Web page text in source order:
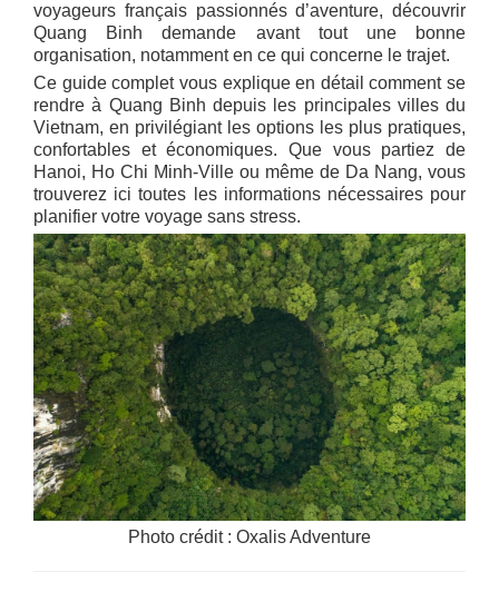
voyageurs français passionnés d’aventure, découvrir
Quang Binh demande avant tout une bonne
organisation, notamment en ce qui concerne le trajet.
Ce guide complet vous explique en détail comment se
rendre à Quang Binh depuis les principales villes du
Vietnam, en privilégiant les options les plus pratiques,
confortables et économiques. Que vous partiez de
Hanoi, Ho Chi Minh-Ville ou même de Da Nang, vous
trouverez ici toutes les informations nécessaires pour
planifier votre voyage sans stress.
Photo crédit : Oxalis Adventure